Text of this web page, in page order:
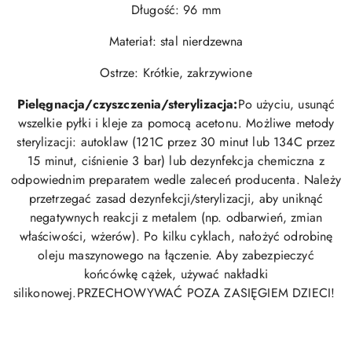
Długość: 96 mm
Materiał: stal nierdzewna
Ostrze: Krótkie, zakrzywione
Pielęgnacja/czyszczenia/sterylizacja:Po użyciu, usunąć
wszelkie pyłki i kleje za pomocą acetonu. Możliwe metody
sterylizacji: autoklaw (121C przez 30 minut lub 134C przez
15 minut, ciśnienie 3 bar) lub dezynfekcja chemiczna z
odpowiednim preparatem wedle zaleceń producenta. Należy
przetrzegać zasad dezynfekcji/sterylizacji, aby uniknąć
negatywnych reakcji z metalem (np. odbarwień, zmian
właściwości, wżerów). Po kilku cyklach, nałożyć odrobinę
oleju maszynowego na łączenie. Aby zabezpieczyć
końcówkę cążek, używać nakładki
silikonowej.PRZECHOWYWAĆ POZA ZASIĘGIEM DZIECI!